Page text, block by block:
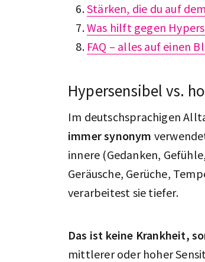
Stärken, die du auf
Was hilft gegen
FAQ – alles auf einen
Hypersensibel vs.
Im deutschsprachigen
immer synonym
innere (Gedanken,
Geräusche, Gerüche,
verarbeitest sie tiefer.
Das ist keine Krankheit,
mittlerer oder hoher